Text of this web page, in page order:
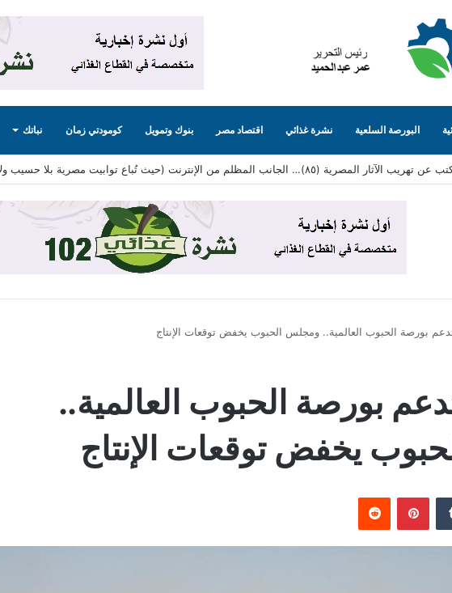
البورصة السلعية نشرة غذائي اقتصاد مصر بنوك وتمويل كومودتي زمان نباتك
الجانب المظلم من الإنترنت (حيث تُباع توابيت مصرية بلا حسيب ولا رقيب)
بورصة الحبوب العالمية.. ومجلس الحبوب يخفض توقعات الإنتاج
بورصة الحبوب العالمية..
يخفض توقعات الإنتاج
بينتيريست